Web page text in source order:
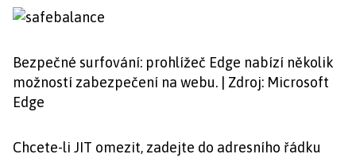
Bezpečné surfování: prohlížeč Edge nabízí několik
možností zabezpečení na webu. | Zdroj: Microsoft
Edge
Chcete-li JIT omezit, zadejte do adresního řádku